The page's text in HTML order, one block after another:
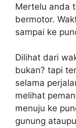
Mertelu anda
bermotor.
sampai ke
Dilihat dari
bukan? tapi
selama
melihat
menuju ke
gunung